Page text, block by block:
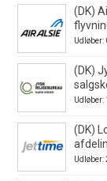
(DK)
Udløber:
(DK)
Udløber:
(DK)
Udløber: